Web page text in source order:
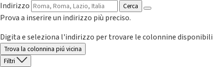
Indirizzo
Cerca
Prova a inserire un indirizzo più preciso.
Digita e seleziona l'indirizzo per trovare le colonnine disponibili
Trova la colonnina piú vicina
Filtri